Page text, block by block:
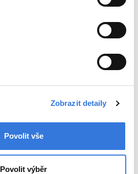
Zobrazit detaily
Povolit vše
Povolit výběr